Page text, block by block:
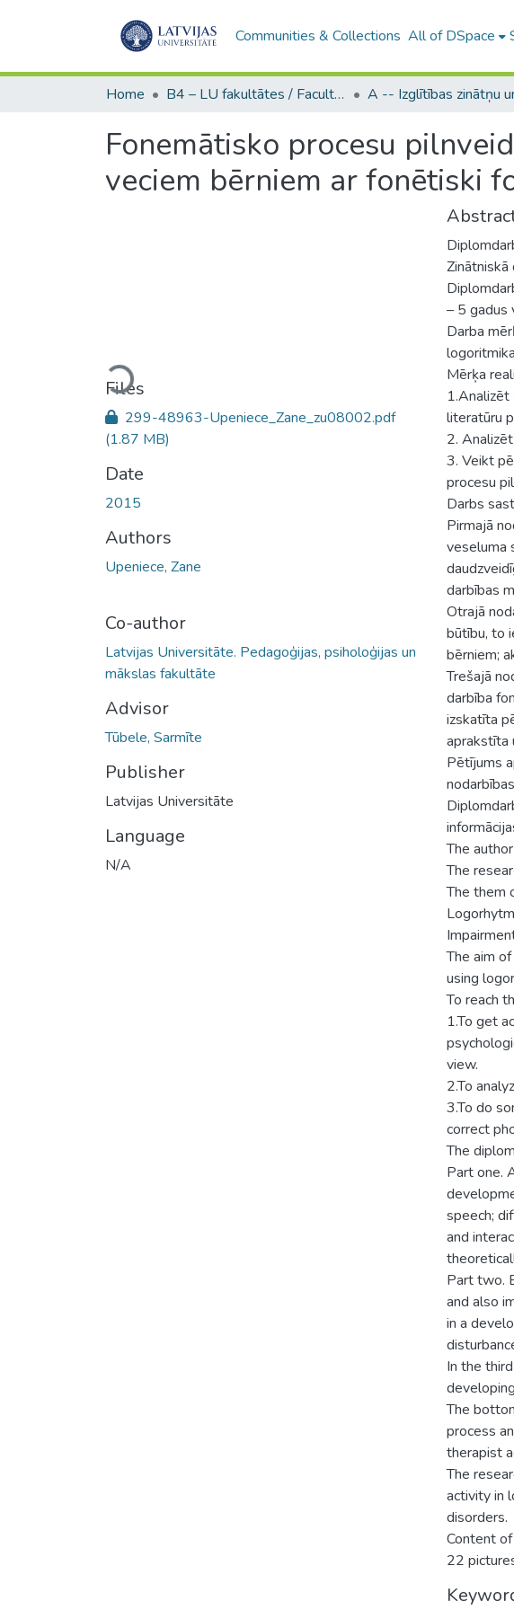
Communities & Collections All of DSpace
Home B4 – LU fakultātes / Faculties of the UL
Fonemātisko procesu
veciem bērniem ar fonētiski
Loading...
Files
299-48963-Upeniece_Zane_zu08002.pdf
(1.87 MB)
Date
2015
Authors
Upeniece, Zane
Co-author
Latvijas Universitāte. Pedagoģijas, psiholoģijas un
mākslas fakultāte
Advisor
Tūbele, Sarmīte
Publisher
Latvijas Universitāte
Language
N/A
– 5 gadus
Darba
Mērķa
literatūru
2.
3. Veikt
procesu
Darbs
Pirmajā
veseluma
darbības
Otrajā
būtību, to
bērniem;
Trešajā
darbība
izskatīta
aprakstīta
Pētījums
The
The
The them
The aim
using
To reach
1.To get
view.
2.To
3.To do
correct
The
Part one.
speech;
and
Part two.
and also
in a
In the
The
process
therapist
The
activity in
disorders.
Content
22